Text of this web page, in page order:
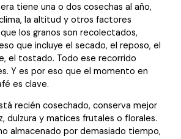
tiene una o dos cosechas al año,
la altitud y otros factores
los granos son recolectados,
que incluye el secado, el reposo, el
el tostado. Todo ese recorrido
Y es por eso que el momento en
es clave.
recién cosechado, conserva mejor
dulzura y matices frutales o florales.
almacenado por demasiado tiempo,